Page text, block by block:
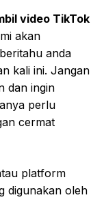
video TikTok
akan
anda
kali ini. Jangan
dan ingin
perlu
cermat
platform
digunakan oleh